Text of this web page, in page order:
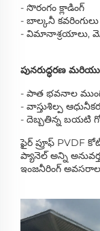
- సొరంగం క్లాడింగ్
- బాల్కనీ కవరింగులు
- విమానాశ్రయాలు,
పునరుద్ధరణ
- పాత భవనాల
- వాస్తుశిల్ప
- దెబ్బతిన్న బయటి
ఫైర్ ప్రూఫ్
ప్యానెల్ అన్ని
ఇంజనీరింగ్